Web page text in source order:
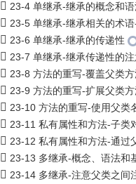
23-4 单继承-继承的概念和
23-5 单继承-继承相关的术
23-6 单继承-继承的传递性
23-7 单继承-继承传递性的
23-8 方法的重写-覆盖父类
23-9 方法的重写-扩展父类
23-10 方法的重写-使用父类
23-11 私有属性和方法-子类
23-12 私有属性和方法-通过
23-13 多继承-概念、语法和
23-14 多继承-注意父类之间